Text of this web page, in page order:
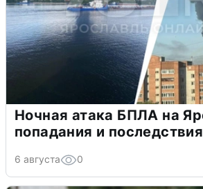
Ночная атака БПЛА на
попадания и последствия
6 августа 0